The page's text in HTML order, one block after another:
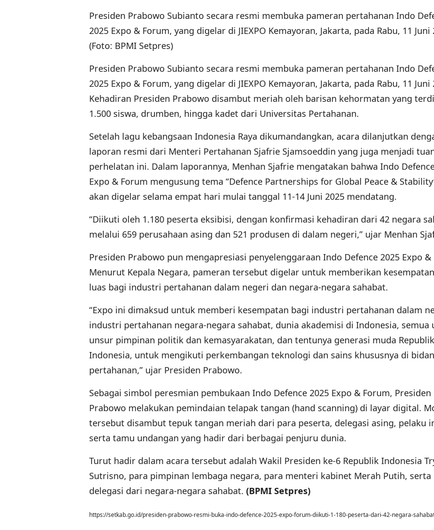
Presiden Prabowo Subianto secara resmi membuka pameran pertahanan Indo
2025 Expo & Forum, yang digelar di JIEXPO Kemayoran, Jakarta, pada Rabu, 11 Juni
(Foto: BPMI Setpres)
Presiden Prabowo Subianto secara resmi membuka pameran pertahanan Indo
2025 Expo & Forum, yang digelar di JIEXPO Kemayoran, Jakarta, pada Rabu, 11 Juni
Kehadiran Presiden Prabowo disambut meriah oleh barisan kehormatan yang
1.500 siswa, drumben, hingga kadet dari Universitas Pertahanan.
Setelah lagu kebangsaan Indonesia Raya dikumandangkan, acara dilanjutkan
laporan resmi dari Menteri Pertahanan Sjafrie Sjamsoeddin yang juga menjadi
perhelatan ini. Dalam laporannya, Menhan Sjafrie mengatakan bahwa Indo
Expo & Forum mengusung tema “Defence Partnerships for Global Peace &
akan digelar selama empat hari mulai tanggal 11-14 Juni 2025 mendatang.
“Diikuti oleh 1.180 peserta eksibisi, dengan konfirmasi kehadiran dari 42 negara
melalui 659 perusahaan asing dan 521 produsen di dalam negeri,” ujar Menhan
Presiden Prabowo pun mengapresiasi penyelenggaraan Indo Defence 2025 Expo &
Menurut Kepala Negara, pameran tersebut digelar untuk memberikan
luas bagi industri pertahanan dalam negeri dan negara-negara sahabat.
“Expo ini dimaksud untuk memberi kesempatan bagi industri pertahanan dalam
industri pertahanan negara-negara sahabat, dunia akademisi di Indonesia, semua
unsur pimpinan politik dan kemasyarakatan, dan tentunya generasi muda Republik
Indonesia, untuk mengikuti perkembangan teknologi dan sains khususnya di
pertahanan,” ujar Presiden Prabowo.
Sebagai simbol peresmian pembukaan Indo Defence 2025 Expo & Forum, Presiden
Prabowo melakukan pemindaian telapak tangan (hand scanning) di layar digital.
tersebut disambut tepuk tangan meriah dari para peserta, delegasi asing, pelaku
serta tamu undangan yang hadir dari berbagai penjuru dunia.
Turut hadir dalam acara tersebut adalah Wakil Presiden ke-6 Republik Indonesia
Sutrisno, para pimpinan lembaga negara, para menteri kabinet Merah Putih, serta
delegasi dari negara-negara sahabat. (BPMI Setpres)
https://setkab.go.id/presiden-prabowo-resmi-buka-indo-defence-2025-expo-forum-diikuti-1-180-peserta-dari-42-negara-